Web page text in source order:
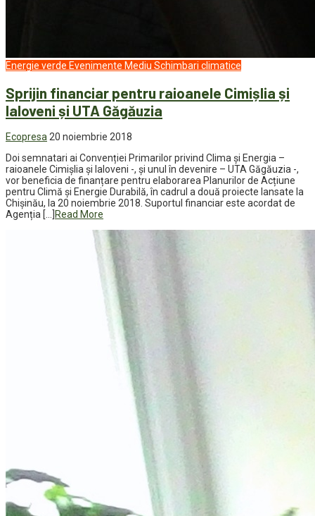
Energie verde Evenimente Mediu Schimbari climatice
Sprijin financiar pentru raioanele Cimișlia și
Ialoveni și UTA Găgăuzia
Ecopresa 20 noiembrie 2018
Doi semnatari ai Convenției Primarilor privind Clima și Energia –
raioanele Cimișlia și Ialoveni -, și unul în devenire – UTA Găgăuzia -,
vor beneficia de finanțare pentru elaborarea Planurilor de Acțiune
pentru Climă și Energie Durabilă, în cadrul a două proiecte lansate la
Chișinău, la 20 noiembrie 2018. Suportul financiar este acordat de
Agenția […]
Read More